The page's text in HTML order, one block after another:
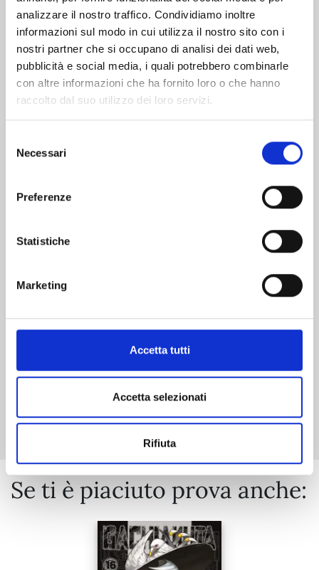
analizzare il nostro traffico. Condividiamo inoltre
informazioni sul modo in cui utilizza il nostro sito con i
nostri partner che si occupano di analisi dei dati web,
pubblicità e social media, i quali potrebbero combinarle
con altre informazioni che ha fornito loro o che hanno
raccolto dal suo utilizzo dei loro servizi.
delNecessari
Preferenze
Statistiche
Marketing
Accetta tutti
Accetta selezionati
Rifiuta
RECORD OF RAGNAROK - LO STRANO CASO DI
€ 6,90
Mostra tutto
Se ti è piaciuto prova anche: